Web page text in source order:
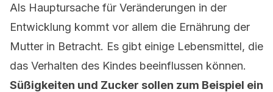
Als Hauptursache für Veränderungen in der
Entwicklung kommt vor allem die Ernährung der
Mutter in Betracht. Es gibt einige Lebensmittel, die
das Verhalten des Kindes beeinflussen können.
Süßigkeiten und Zucker sollen zum Beispiel ein